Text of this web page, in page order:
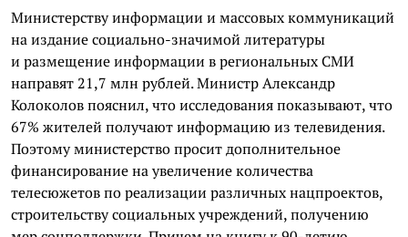
Министерству информации и массовых коммуникаций
на издание социально-значимой литературы
и размещение информации в региональных СМИ
направят 21,7 млн рублей. Министр Александр
Колоколов пояснил, что исследования показывают, что
67% жителей получают информацию из телевидения.
Поэтому министерство просит дополнительное
финансирование на увеличение количества
телесюжетов по реализации различных нацпроектов,
строительству социальных учреждений, получению